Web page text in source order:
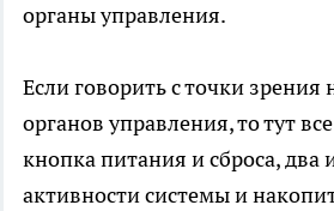
органы управления.
Если говорить с точки зрения
органов управления, то тут
кнопка питания и сброса, два
активности системы и